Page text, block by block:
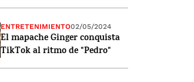
ENTRETENIMIENTO02/05/2024
El mapache Ginger conquista
TikTok al ritmo de "Pedro"